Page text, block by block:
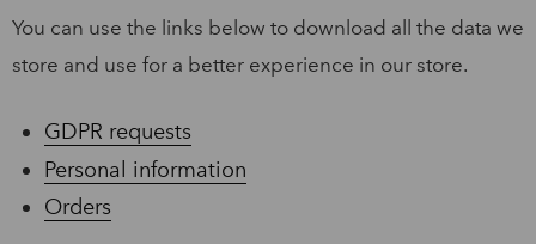
You can use the links below to download all the data we
store and use for a better experience in our store.
GDPR requests
Personal information
Orders